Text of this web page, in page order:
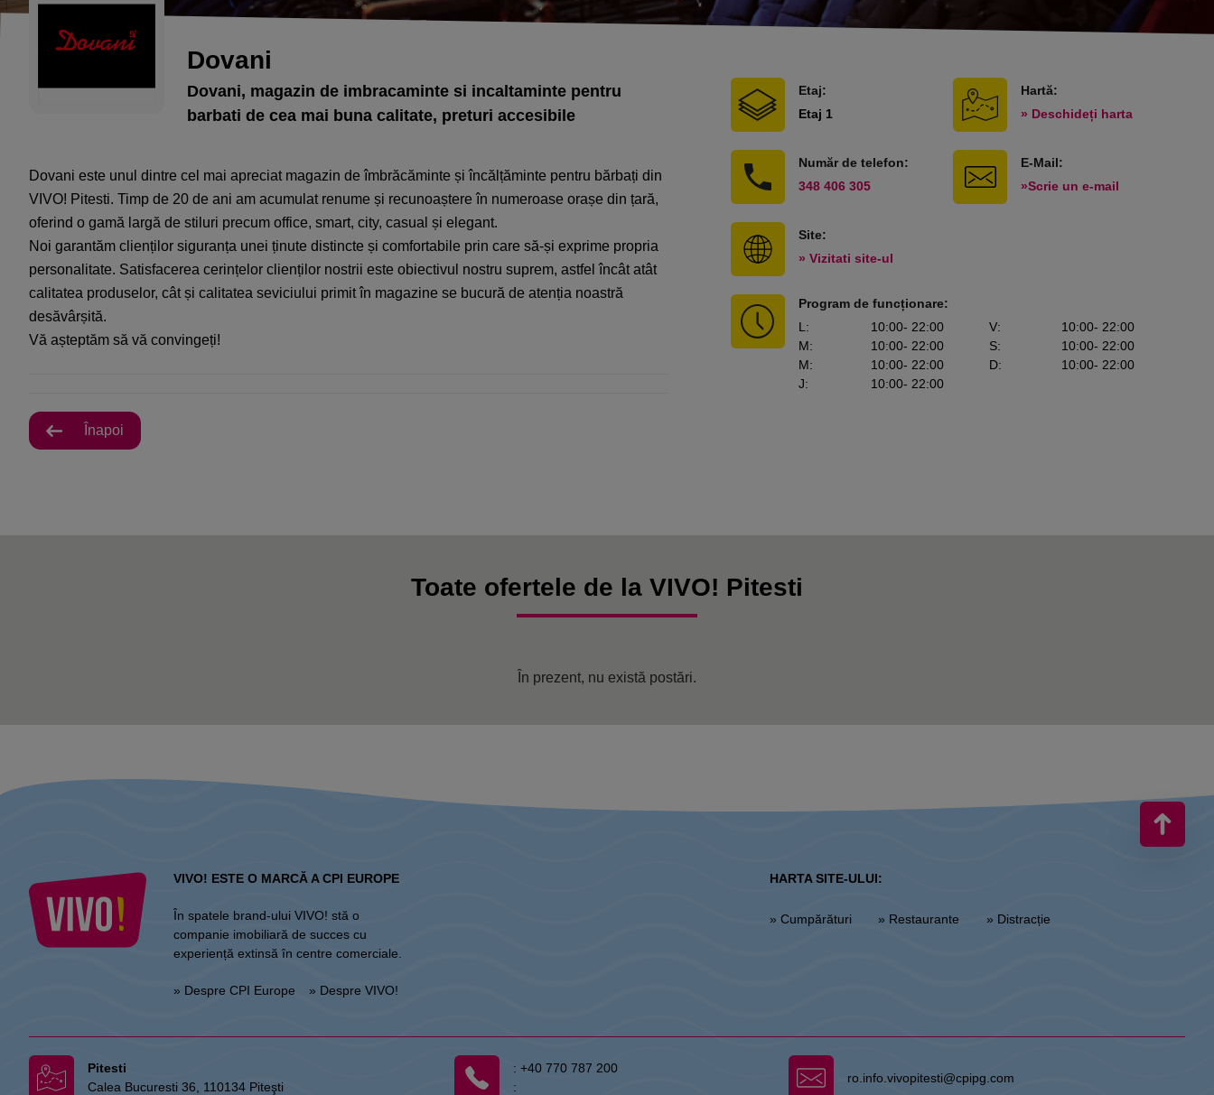
Dovani
Dovani, magazin de imbracaminte si incaltaminte pentru
barbati de cea mai buna calitate, preturi accesibile
Dovani este unul dintre cel mai apreciat magazin de îmbrăcăminte și încălțăminte pentru bărbați din
VIVO! Pitesti. Timp de 20 de ani am acumulat renume și recunoaștere în numeroase orașe din țară,
oferind o gamă largă de stiluri precum office, smart, city, casual și elegant.
Noi garantăm clienților siguranța unei ținute distincte și comfortabile prin care să-și exprime propria
personalitate. Satisfacerea cerințelor clienților nostrii este obiectivul nostru suprem, astfel încât atât
calitatea produselor, cât și calitatea seviciului primit în magazine se bucură de atenția noastră
desăvârșită.
Vă așteptăm să vă convingeți!
Înapoi
Etaj:
Etaj 1
Hartă:
» Deschideți harta
Număr de telefon:
348 406 305
E-Mail:
»Scrie un e-mail
Site:
» Vizitati site-ul
Program de funcționare:
L : 10:00- 22:00
M: 10:00- 22:00
M: 10:00- 22:00
J: 10:00- 22:00
V: 10:00- 22:00
S: 10:00- 22:00
D: 10:00- 22:00
Toate ofertele de la VIVO! Pitesti
În prezent, nu există postări.
VIVO! ESTE O MARCĂ A CPI EUROPE
În spatele brand-ului VIVO! stă o
companie imobiliară de succes cu
experiență extinsă în centre comerciale.
» Despre CPI Europe » Despre VIVO!
HARTA SITE-ULUI:
» Cumpărături » Restaurante » Distracție
Pitesti
Calea Bucuresti 36, 110134 Piteşti
: +40 770 787 200
:
ro.info.vivopitesti@cpipg.com